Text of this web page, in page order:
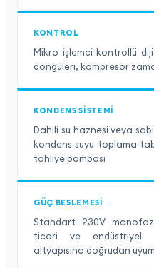
KONTROL
Mikro işlemci kontrollü
döngüleri, kompresör
KONDENS SISTEMI
Dahili su haznesi veya
kondens suyu toplama
tahliye pompası
GÜÇ BESLEMESI
Standart 230V
ticari ve endüstriyel
altyapısına doğrudan